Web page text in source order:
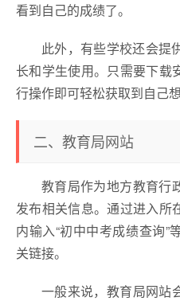
看到自己的成绩了。
此外，有些学校还会提
长和学生使用。只需要下载
行操作即可轻松获取到自己
二、教育局网站
教育局作为地方教育行
发布相关信息。通过进入所
内输入“初中中考成绩查询”
关链接。
一般来说，教育局网站